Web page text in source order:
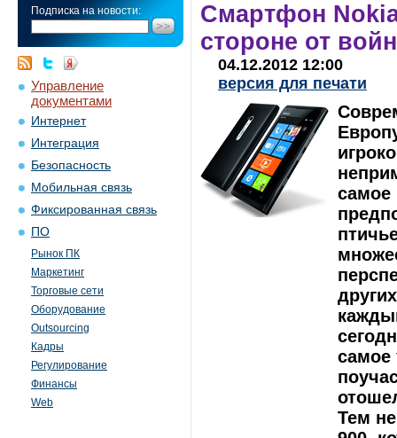
Подписка на новости:
Управление
документами
Интернет
Интеграция
Безопасность
Мобильная связь
Фиксированная связь
ПО
Рынок ПК
Маркетинг
Торговые сети
Оборудование
Outsourcing
Кадры
Регулирование
Финансы
Web
Смартфон
стороне от
04.12.2012 12:00
версия для печати
самое
самое
Тем